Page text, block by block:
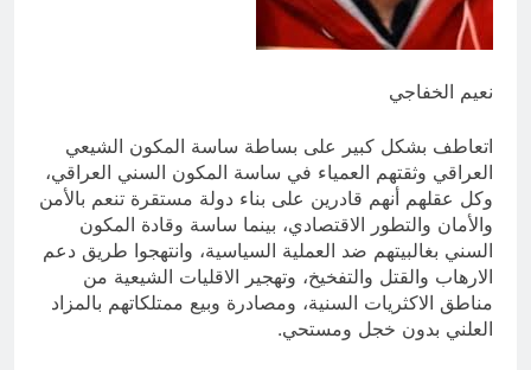
لهم الصلاة فلتقم طائفة منهم معك
مجلس عزاء حسيني (البصيرة في
نعيم الخفاجي
اتعاطف بشكل كبير على بساطة ساسة المكون الشيعي
العراقي وثقتهم العمياء في ساسة المكون السني العراقي،
وكل عقلهم أنهم قادرين على بناء دولة مستقرة تنعم بالأمن
والأمان والتطور الاقتصادي، بينما ساسة وقادة المكون
السني بغالبيتهم ضد العملية السياسية، وانتهجوا طريق دعم
الارهاب والقتل والتفخيخ، وتهجير الاقليات الشيعية من
مناطق الاكثريات السنية، ومصادرة وبيع ممتلكاتهم بالمزاد
العلني بدون خجل ومستحي.